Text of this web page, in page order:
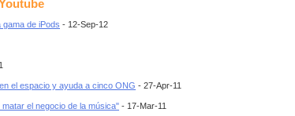
gama de iPods - 12-Sep-12
el espacio y ayuda a cinco ONG - 27-Apr-11
el negocio de la música" - 17-Mar-11